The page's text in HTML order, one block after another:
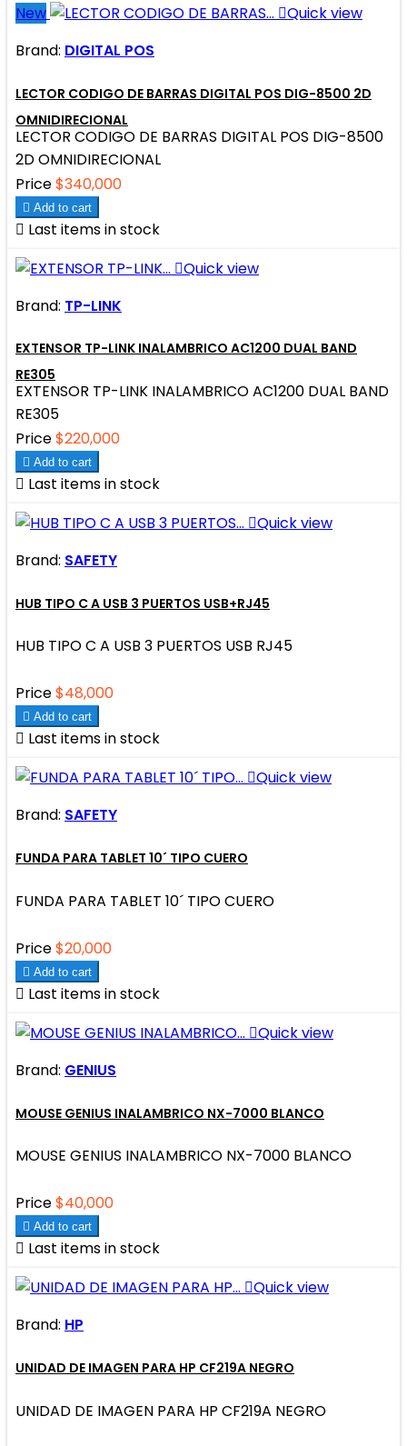
New Quick view
Brand: DIGITAL POS
LECTOR CODIGO DE BARRAS DIGITAL POS DIG-8500 2D
OMNIDIRECIONAL
LECTOR CODIGO DE BARRAS DIGITAL POS DIG-8500
2D OMNIDIRECIONAL
Price$340,000
 Add to cart
 Last items in stock
Quick view
Brand: TP-LINK
EXTENSOR TP-LINK INALAMBRICO AC1200 DUAL BAND
RE305
EXTENSOR TP-LINK INALAMBRICO AC1200 DUAL BAND
RE305
Price$220,000
 Add to cart
 Last items in stock
Quick view
Brand: SAFETY
HUB TIPO C A USB 3 PUERTOS USB+RJ45
HUB TIPO C A USB 3 PUERTOS USB RJ45
Price$48,000
 Add to cart
 Last items in stock
Quick view
Brand: SAFETY
FUNDA PARA TABLET 10´ TIPO CUERO
FUNDA PARA TABLET 10´ TIPO CUERO
Price$20,000
 Add to cart
 Last items in stock
Quick view
Brand: GENIUS
MOUSE GENIUS INALAMBRICO NX-7000 BLANCO
MOUSE GENIUS INALAMBRICO NX-7000 BLANCO
Price$40,000
 Add to cart
 Last items in stock
Quick view
Brand: HP
UNIDAD DE IMAGEN PARA HP CF219A NEGRO
UNIDAD DE IMAGEN PARA HP CF219A NEGRO